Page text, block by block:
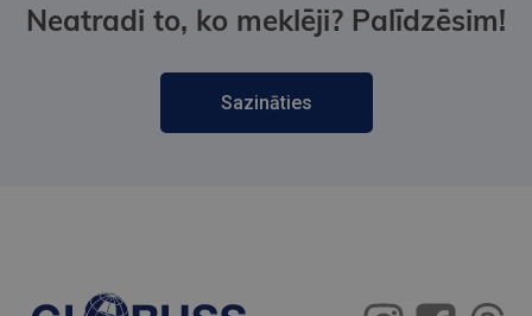
Neatradi to, ko meklēji? Palīdzēsim!
Sazināties